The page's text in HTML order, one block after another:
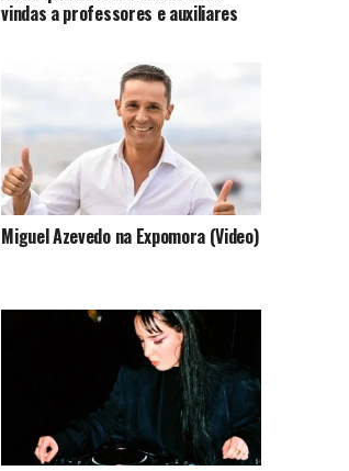
vindas a professores e auxiliares
Miguel Azevedo na Expomora (Video)